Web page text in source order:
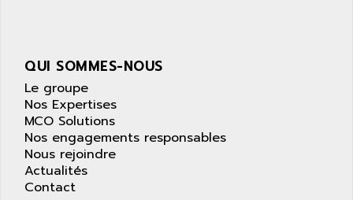
QUI SOMMES-NOUS
Le groupe
Nos Expertises
MCO Solutions
Nos engagements responsables
Nous rejoindre
Actualités
Contact